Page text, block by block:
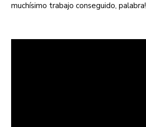
muchísimo trabajo conseguido, palabra!